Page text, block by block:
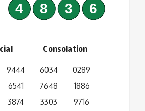
4836
9444
6541
3874
Consolation
6034
7648
3303
0289
1886
9716